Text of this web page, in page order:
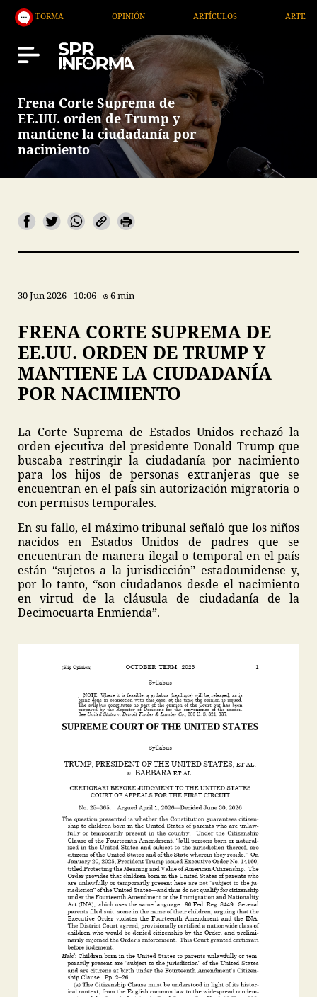
ARTE /
Frena Corte Suprema de
EE.UU. orden de Trump y
mantiene la ciudadanía por
nacimiento
30 Jun 2026 10:06 6 min
FRENA CORTE SUPREMA DE
EE.UU. ORDEN DE TRUMP Y
MANTIENE LA CIUDADANÍA
POR NACIMIENTO
La Corte Suprema de Estados Unidos rechazó la
orden ejecutiva del presidente Donald Trump que
buscaba restringir la ciudadanía por nacimiento
para los hijos de personas extranjeras que se
encuentran en el país sin autorización migratoria o
con permisos temporales.
En su fallo, el máximo tribunal señaló que los niños
nacidos en Estados Unidos de padres que se
encuentran de manera ilegal o temporal en el país
están “sujetos a la jurisdicción” estadounidense y,
por lo tanto, “son ciudadanos desde el nacimiento
en virtud de la cláusula de ciudadanía de la
Decimocuarta Enmienda”.